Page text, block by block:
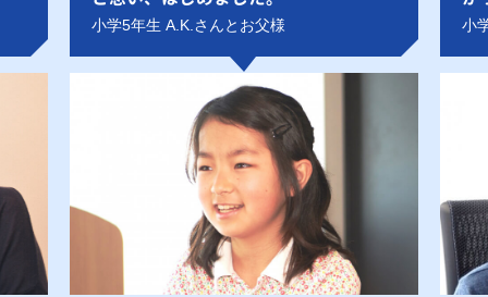
小学5年生 A.K.さんとお父様 小